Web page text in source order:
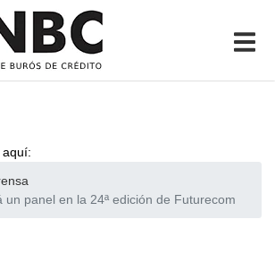
aquí:
un panel en la 24ª edición de Futurecom